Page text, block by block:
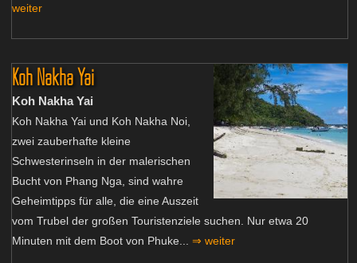
weiter
Koh Nakha Yai
Koh Nakha Yai
Koh Nakha Yai und Koh Nakha Noi,
zwei zauberhafte kleine
Schwesterinseln in der malerischen
Bucht von Phang Nga, sind wahre
Geheimtipps für alle, die eine Auszeit
vom Trubel der großen Touristenziele suchen. Nur etwa 20
Minuten mit dem Boot von Phuke... ⇒ weiter